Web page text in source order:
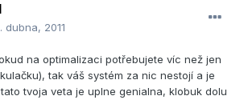
dubna, 2011
na optimalizaci potřebujete víc než jen
tak váš systém za nic nestojí a je
tvoja veta je uplne genialna, klobuk dolu